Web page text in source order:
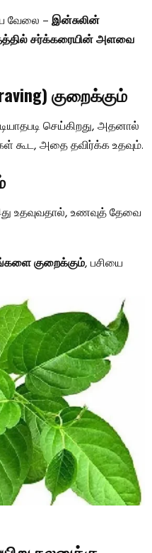
வேலை –இன்சுலின்
சர்க்கரையின் அளவை
குறைக்கும்
செய்கிறது, அதனால்
கூட, அதை தவிர்க்க உதவும்.
உதவுவதால், உணவுத் தேவை
குறைக்கும், பசியை